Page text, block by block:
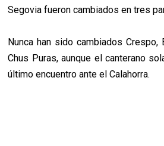
Segovia fueron cambiados en tres
Nunca han sido cambiados Crespo,
Chus Puras, aunque el canterano
último encuentro ante el Calahorra.